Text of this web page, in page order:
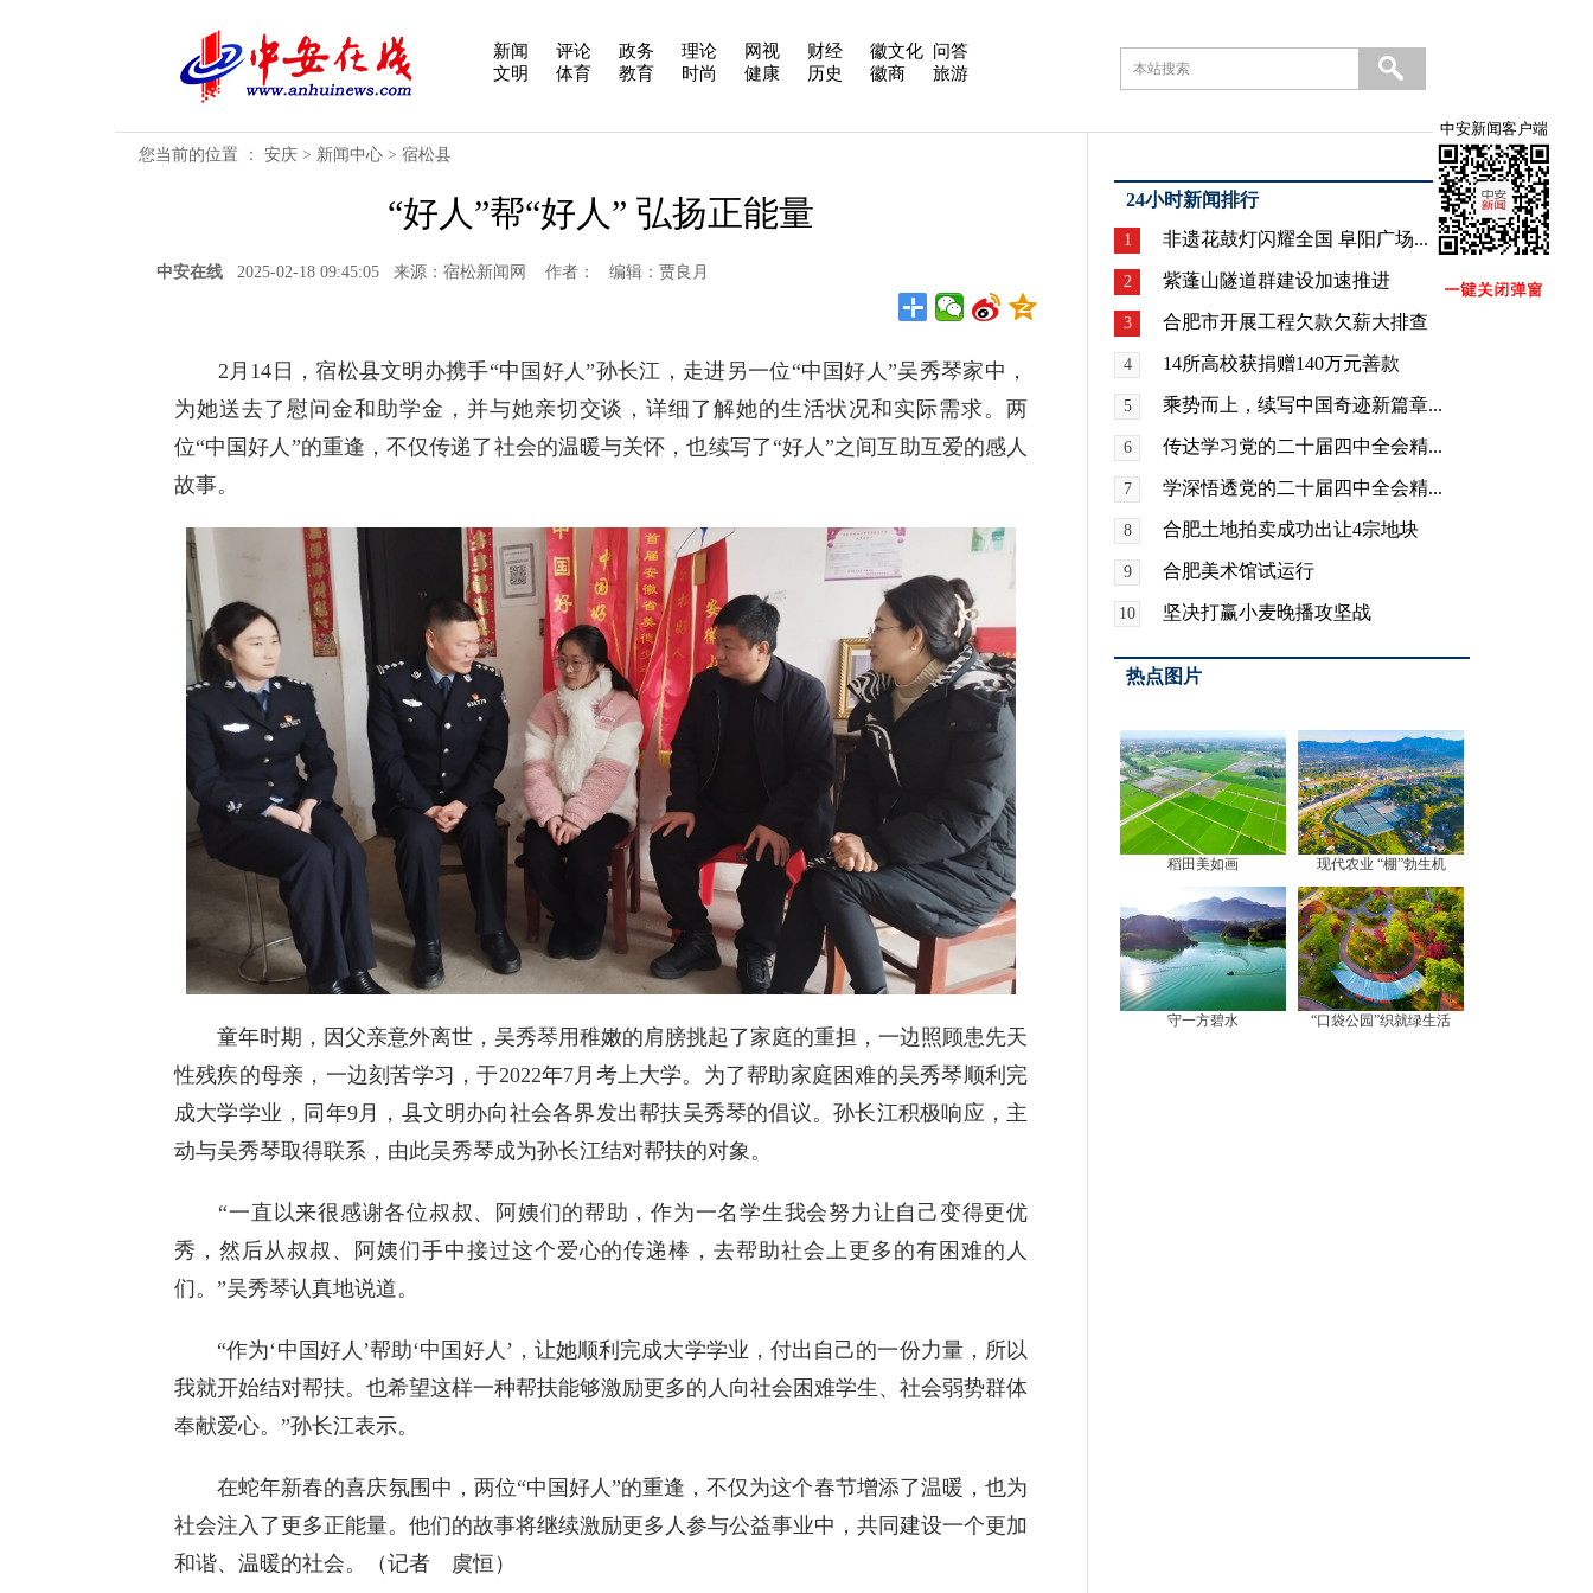
新闻 评论 政务 理论 网视 财经 徽文化 问答
文明
体育 教育 时尚 健康 历史 徽商 旅游
您当前的位置 ： 安庆 > 新闻中心 > 宿松县
“好人”帮“好人” 弘扬正能量
中安在线 2025-02-18 09:45:05 来源：宿松新闻网 作者： 编辑：贾良月
2月14日，宿松县文明办携手“中国好人”孙长江，走进另一位“中国好人”吴秀琴家中，
为她送去了慰问金和助学金，并与她亲切交谈，详细了解她的生活状况和实际需求。两
位“中国好人”的重逢，不仅传递了社会的温暖与关怀，也续写了“好人”之间互助互爱的感人
故事。
童年时期，因父亲意外离世，吴秀琴用稚嫩的肩膀挑起了家庭的重担，一边照顾患先天
性残疾的母亲，一边刻苦学习，于2022年7月考上大学。为了帮助家庭困难的吴秀琴顺利完
成大学学业，同年9月，县文明办向社会各界发出帮扶吴秀琴的倡议。孙长江积极响应，主
动与吴秀琴取得联系，由此吴秀琴成为孙长江结对帮扶的对象。
“一直以来很感谢各位叔叔、阿姨们的帮助，作为一名学生我会努力让自己变得更优
秀，然后从叔叔、阿姨们手中接过这个爱心的传递棒，去帮助社会上更多的有困难的人
们。”吴秀琴认真地说道。
“作为‘中国好人’帮助‘中国好人’，让她顺利完成大学学业，付出自己的一份力量，所以
我就开始结对帮扶。也希望这样一种帮扶能够激励更多的人向社会困难学生、社会弱势群体
奉献爱心。”孙长江表示。
在蛇年新春的喜庆氛围中，两位“中国好人”的重逢，不仅为这个春节增添了温暖，也为
社会注入了更多正能量。他们的故事将继续激励更多人参与公益事业中，共同建设一个更加
和谐、温暖的社会。（记者 虞恒）
24小时新闻排行
1 非遗花鼓灯闪耀全国 阜阳广场...
2 紫蓬山隧道群建设加速推进
3 合肥市开展工程欠款欠薪大排查
4 14所高校获捐赠140万元善款
5 乘势而上，续写中国奇迹新篇章...
6 传达学习党的二十届四中全会精...
7 学深悟透党的二十届四中全会精...
8 合肥土地拍卖成功出让4宗地块
9 合肥美术馆试运行
10 坚决打赢小麦晚播攻坚战
热点图片
稻田美如画 现代农业 “棚”勃生机
守一方碧水 “口袋公园”织就绿生活
中安新闻客户端